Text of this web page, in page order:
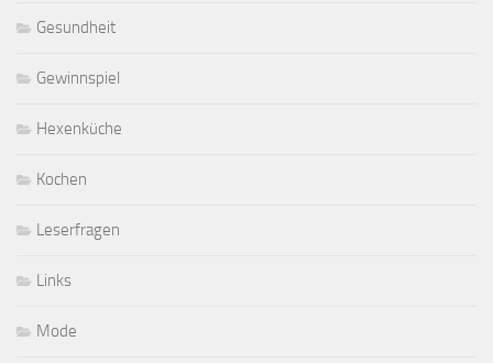
Gesundheit
Gewinnspiel
Hexenküche
Kochen
Leserfragen
Links
Mode